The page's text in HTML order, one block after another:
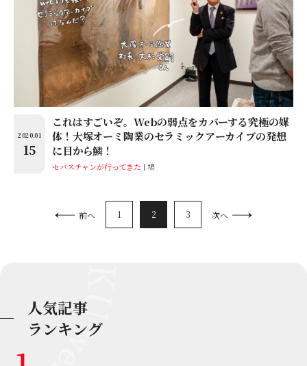
2020.01
15
これはすごいぞ。Webの弱点をカバーする究極の媒
体！大塚オーミ陶業のセラミックアーカイブの発想
に目から鱗！
セバスチャンが行ってきた 鳩
前へ 1 2 3 次へ
人気記事
ランキング